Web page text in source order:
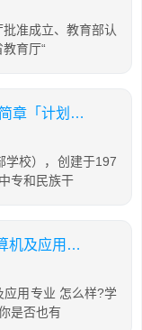
准成立、教育部认
育厅“
2026年云南省民族中等专业学校招生简章「计划内招生」
学校），创建于197
专和民族干
重庆市开县巨龙中等职业技术学校计算机及应用专业怎么样?
应用专业 怎么样?学
是否也有